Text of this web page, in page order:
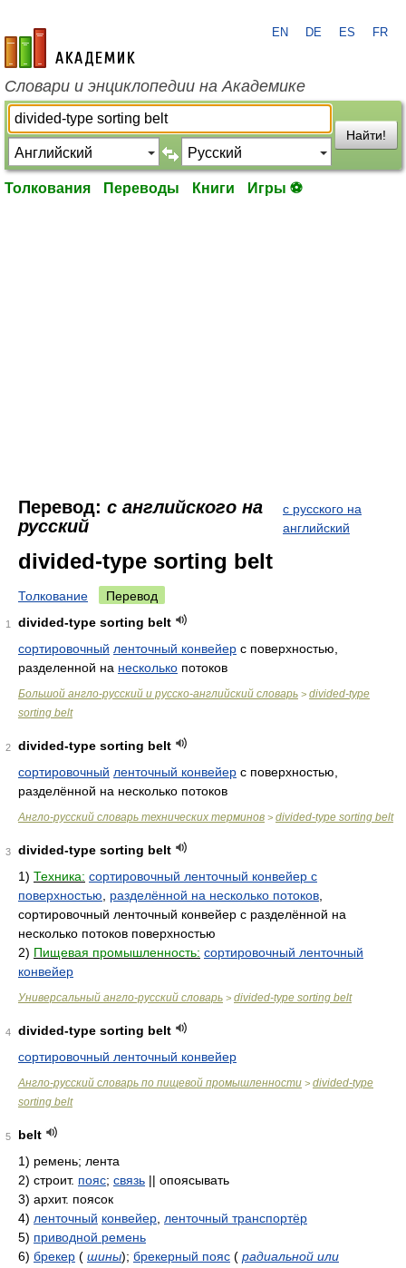
academic.ru
EN DE ES FR
Словари и энциклопедии на Академике
Найти!
Толкования Переводы Книги Игры ⚽
Перевод: с английского на
русский
с русского на
английский
divided-type sorting belt
Толкование Перевод
1
divided-type sorting belt
сортировочный ленточный конвейер с поверхностью,
разделенной на несколько потоков
Большой англо-русский и русско-английский словарь > divided-type
sorting belt
2
divided-type sorting belt
сортировочный ленточный конвейер с поверхностью,
разделённой на несколько потоков
Англо-русский словарь технических терминов > divided-type sorting belt
3
divided-type sorting belt
1) Техника: сортировочный ленточный конвейер с
поверхностью
разделённой на несколько потоков
сортировочный ленточный конвейер с разделённой на
несколько потоков поверхностью
2) Пищевая промышленность: сортировочный ленточный
конвейер
Универсальный англо-русский словарь > divided-type sorting belt
4
divided-type sorting belt
сортировочный ленточный конвейер
Англо-русский словарь по пищевой промышленности > divided-type
sorting belt
5
belt
1) ремень; лента
2) строит. пояс; связь || опоясывать
3) архит. поясок
4) ленточный конвейер ленточный транспортёр
5) приводной ремень
6) брекер ( шины); брекерный пояс ( радиальной или